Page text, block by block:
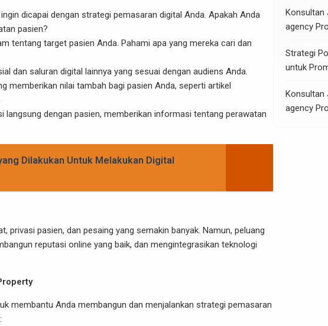
dicapai dengan strategi pemasaran digital Anda. Apakah Anda
pasien?
tentang target pasien Anda. Pahami apa yang mereka cari dan
dan saluran digital lainnya yang sesuai dengan audiens Anda.
memberikan nilai tambah bagi pasien Anda, seperti artikel
langsung dengan pasien, memberikan informasi tentang perawatan
Dilakukan Untuk Melakukan Digital
pasien, dan pesaing yang semakin banyak. Namun, peluang
reputasi online yang baik, dan mengintegrasikan teknologi
membantu Anda membangun dan menjalankan strategi pemasaran
Konsultan
agency
Strategi
untuk
Konsultan
agency